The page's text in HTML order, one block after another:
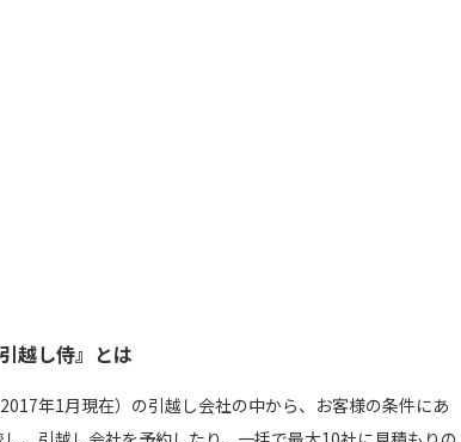
越し侍』とは
年1月現在）の引越し会社の中から、お客様の条件にあ